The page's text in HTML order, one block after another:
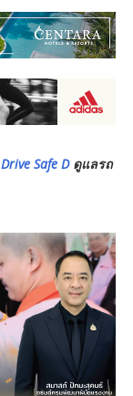
Drive Safe Dดูแลรถ